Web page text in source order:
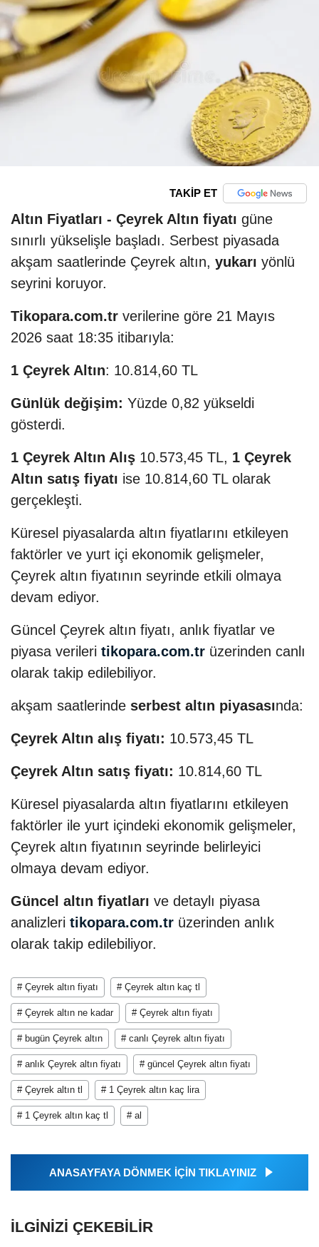
TAKİP ET
Altın Fiyatları - Çeyrek Altın fiyatı güne
sınırlı yükselişle başladı. Serbest piyasada
akşam saatlerinde Çeyrek altın, yukarı yönlü
seyrini koruyor.
Tikopara.com.tr verilerine göre 21 Mayıs
2026 saat 18:35 itibarıyla:
1 Çeyrek Altın: 10.814,60 TL
Günlük değişim: Yüzde 0,82 yükseldi
gösterdi.
1 Çeyrek Altın Alış 10.573,45 TL, 1 Çeyrek
Altın satış fiyatı ise 10.814,60 TL olarak
gerçekleşti.
Küresel piyasalarda altın fiyatlarını etkileyen
faktörler ve yurt içi ekonomik gelişmeler,
Çeyrek altın fiyatının seyrinde etkili olmaya
devam ediyor.
Güncel Çeyrek altın fiyatı, anlık fiyatlar ve
piyasa verileri tikopara.com.tr üzerinden canlı
olarak takip edilebiliyor.
akşam saatlerinde serbest altın piyasasında:
Çeyrek Altın alış fiyatı: 10.573,45 TL
Çeyrek Altın satış fiyatı: 10.814,60 TL
Küresel piyasalarda altın fiyatlarını etkileyen
faktörler ile yurt içindeki ekonomik gelişmeler,
Çeyrek altın fiyatının seyrinde belirleyici
olmaya devam ediyor.
Güncel altın fiyatları ve detaylı piyasa
analizleri tikopara.com.tr üzerinden anlık
olarak takip edilebiliyor.
# Çeyrek altın fiyatı # Çeyrek altın kaç tl
# Çeyrek altın ne kadar # Çeyrek altın fiyatı
# bugün Çeyrek altın # canlı Çeyrek altın fiyatı
# anlık Çeyrek altın fiyatı # güncel Çeyrek altın fiyatı
# Çeyrek altın tl # 1 Çeyrek altın kaç lira
# 1 Çeyrek altın kaç tl # al
ANASAYFAYA DÖNMEK İÇİN TIKLAYINIZ
İLGINIZI ÇEKEBILIR